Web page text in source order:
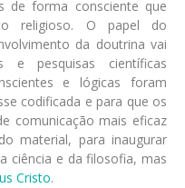
de forma consciente que
religioso. O papel do
da doutrina vai
e pesquisas científicas
e lógicas foram
codificada e para que os
comunicação mais eficaz
material, para inaugurar
ciência e da filosofia, mas
Cristo.